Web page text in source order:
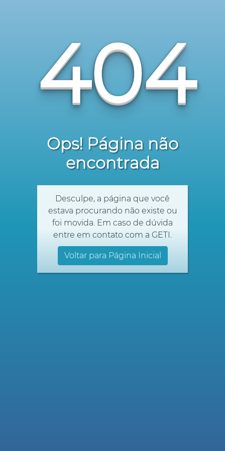
404
Ops! Página não
encontrada
Desculpe, a página que você
estava procurando não existe ou
foi movida. Em caso de dúvida
entre em contato com a GETI.
Voltar para Página Inicial